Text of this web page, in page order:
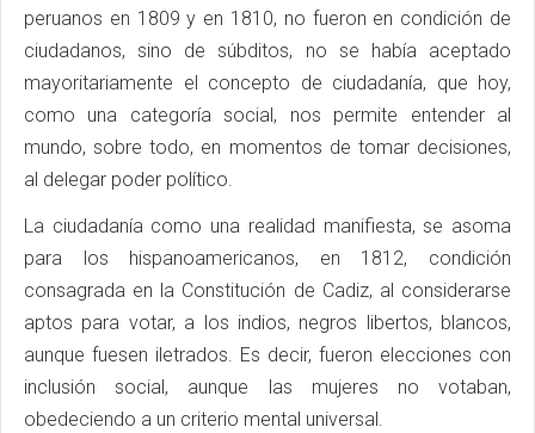
peruanos en 1809 y en 1810, no fueron en condición de
ciudadanos, sino de súbditos, no se había aceptado
mayoritariamente el concepto de ciudadanía, que hoy,
como una categoría social, nos permite entender al
mundo, sobre todo, en momentos de tomar decisiones,
al delegar poder político.
La ciudadanía como una realidad manifiesta, se asoma
para los hispanoamericanos, en 1812, condición
consagrada en la Constitución de Cadiz, al considerarse
aptos para votar, a los indios, negros libertos, blancos,
aunque fuesen iletrados. Es decir, fueron elecciones con
inclusión social, aunque las mujeres no votaban,
obedeciendo a un criterio mental universal.